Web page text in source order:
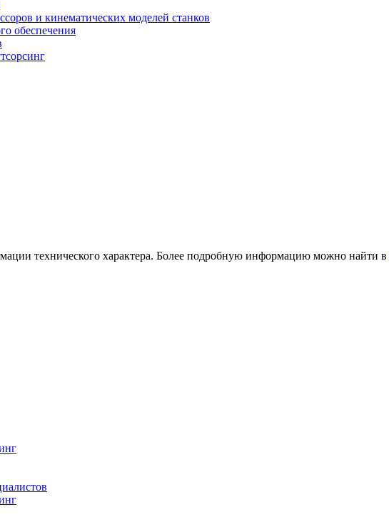
и кинематических моделей станков
обеспечения
технического характера. Более подробную информацию можно найти в